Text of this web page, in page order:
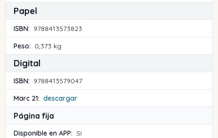
Papel
ISBN: 9788413573823
Peso: 0,373 kg
Digital
ISBN: 9788413579047
Marc 21: descargar
Página fija
Disponible en APP: Sí